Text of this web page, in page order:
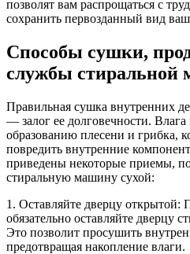
позволят вам распрощаться с
сохранить первозданный вид
Способы сушки,
службы
Правильная сушка внутренних
— залог ее долговечности.
образованию плесени и грибка,
повредить внутренние
приведены некоторые приемы,
стиральную машину сухой:
1. Оставляйте дверцу открытой:
обязательно оставляйте дверцу
Это позволит просушить
предотвращая накопление влаги.